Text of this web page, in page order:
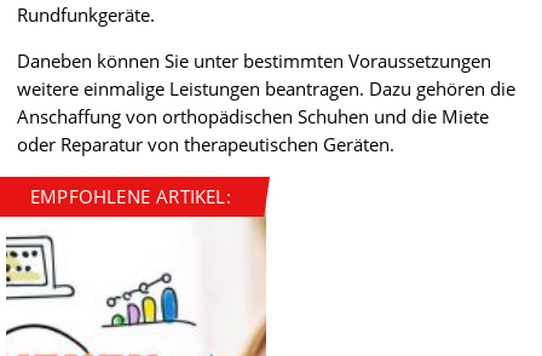
Rundfunkgeräte.
Daneben können Sie unter bestimmten Voraussetzungen
weitere einmalige Leistungen beantragen. Dazu gehören die
Anschaffung von orthopädischen Schuhen und die Miete
oder Reparatur von therapeutischen Geräten.
EMPFOHLENE ARTIKEL: